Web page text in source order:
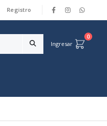
Registro
Ingresar
0